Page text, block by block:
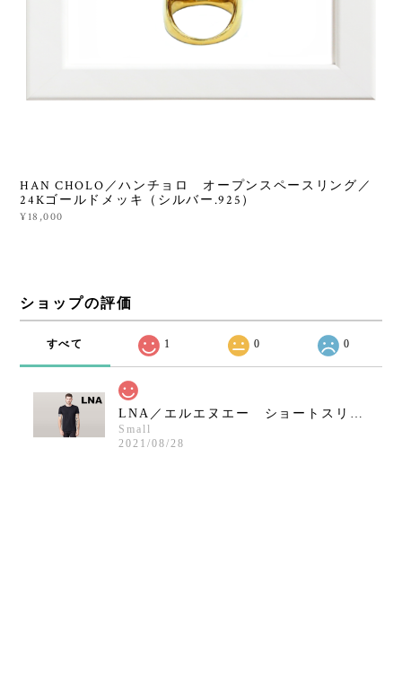
HAN CHOLO／ハンチョロ オープンスペースリング／
24Kゴールドメッキ（シルバー.925）
¥18,000
ショップの評価
すべて 1 0 0
LNA／エルエヌエー ショートスリーブクルーネックシャツ／ブラック
Small
2021/08/28